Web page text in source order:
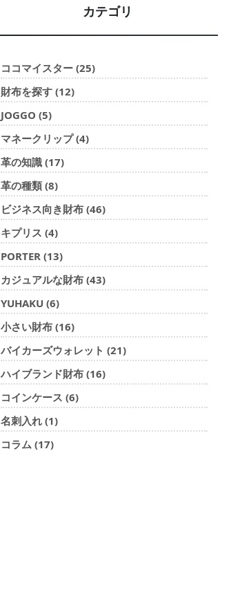
カテゴリ
ココマイスター (25)
財布を探す (12)
JOGGO (5)
マネークリップ (4)
革の知識 (17)
革の種類 (8)
ビジネス向き財布 (46)
キプリス (4)
PORTER (13)
カジュアルな財布 (43)
YUHAKU (6)
小さい財布 (16)
バイカーズウォレット (21)
ハイブランド財布 (16)
コインケース (6)
名刺入れ (1)
コラム (17)